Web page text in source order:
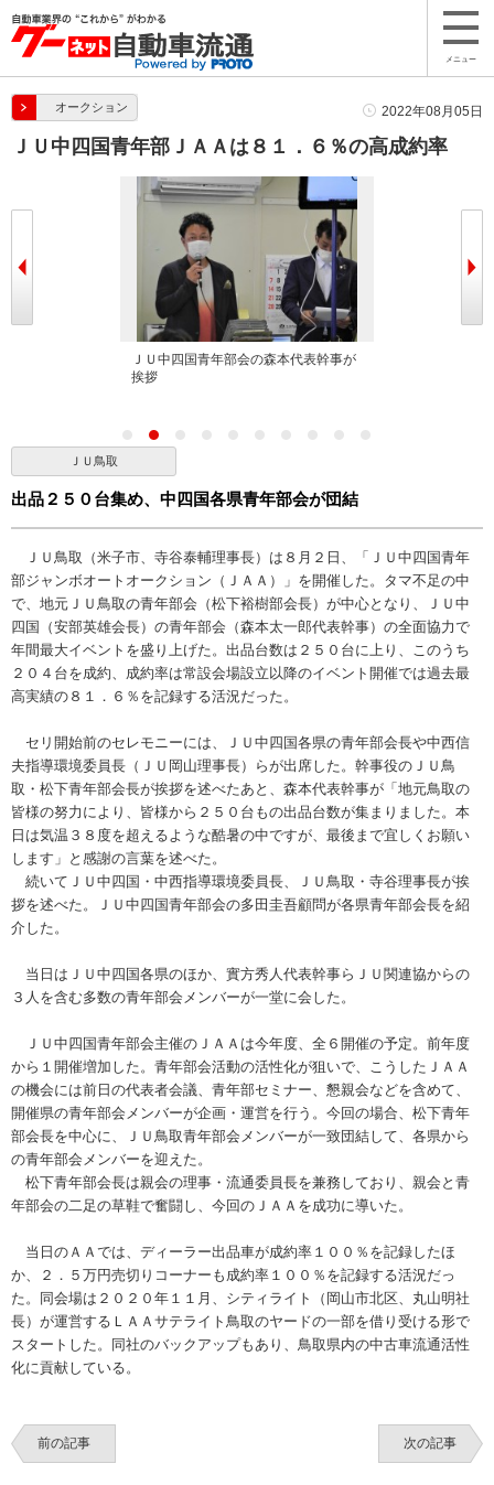
メニュー
オークション 2022年08月05日
ＪＵ中四国青年部ＪＡＡは８１．６％の高成約率
ＪＵ中四国青年部会の森本代表幹事が
挨拶
ＪＵ鳥取
出品２５０台集め、中四国各県青年部会が団結
ＪＵ鳥取（米子市、寺谷泰輔理事長）は８月２日、「ＪＵ中四国青年
部ジャンボオートオークション（ＪＡＡ）」を開催した。タマ不足の中
で、地元ＪＵ鳥取の青年部会（松下裕樹部会長）が中心となり、ＪＵ中
四国（安部英雄会長）の青年部会（森本太一郎代表幹事）の全面協力で
年間最大イベントを盛り上げた。出品台数は２５０台に上り、このうち
２０４台を成約、成約率は常設会場設立以降のイベント開催では過去最
高実績の８１．６％を記録する活況だった。
セリ開始前のセレモニーには、ＪＵ中四国各県の青年部会長や中西信
夫指導環境委員長（ＪＵ岡山理事長）らが出席した。幹事役のＪＵ鳥
取・松下青年部会長が挨拶を述べたあと、森本代表幹事が「地元鳥取の
皆様の努力により、皆様から２５０台もの出品台数が集まりました。本
日は気温３８度を超えるような酷暑の中ですが、最後まで宜しくお願い
します」と感謝の言葉を述べた。
続いてＪＵ中四国・中西指導環境委員長、ＪＵ鳥取・寺谷理事長が挨
拶を述べた。ＪＵ中四国青年部会の多田圭吾顧問が各県青年部会長を紹
介した。
当日はＪＵ中四国各県のほか、實方秀人代表幹事らＪＵ関連協からの
３人を含む多数の青年部会メンバーが一堂に会した。
ＪＵ中四国青年部会主催のＪＡＡは今年度、全６開催の予定。前年度
から１開催増加した。青年部会活動の活性化が狙いで、こうしたＪＡＡ
の機会には前日の代表者会議、青年部セミナー、懇親会などを含めて、
開催県の青年部会メンバーが企画・運営を行う。今回の場合、松下青年
部会長を中心に、ＪＵ鳥取青年部会メンバーが一致団結して、各県から
の青年部会メンバーを迎えた。
松下青年部会長は親会の理事・流通委員長を兼務しており、親会と青
年部会の二足の草鞋で奮闘し、今回のＪＡＡを成功に導いた。
当日のＡＡでは、ディーラー出品車が成約率１００％を記録したほ
か、２．５万円売切りコーナーも成約率１００％を記録する活況だっ
た。同会場は２０２０年１１月、シティライト（岡山市北区、丸山明社
長）が運営するＬＡＡサテライト鳥取のヤードの一部を借り受ける形で
スタートした。同社のバックアップもあり、鳥取県内の中古車流通活性
化に貢献している。
前の記事 次の記事